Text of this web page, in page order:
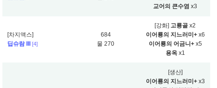
교어의 큰수염 x3
[차지액스]
딥슈람 III
[4]
684
물 270
[강화] 고룡골 x2
이어룡의 지느러미+x6
이어룡의 어금니+x5
용옥x1
[생산]
이어룡의 지느러미+x3